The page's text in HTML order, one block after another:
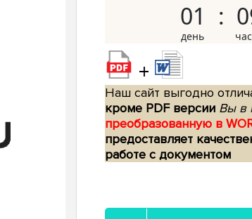
01
+
Наш сайт выгодно
кроме PDF версии Вы в
преобразованную в
предоставляет
работе с документом